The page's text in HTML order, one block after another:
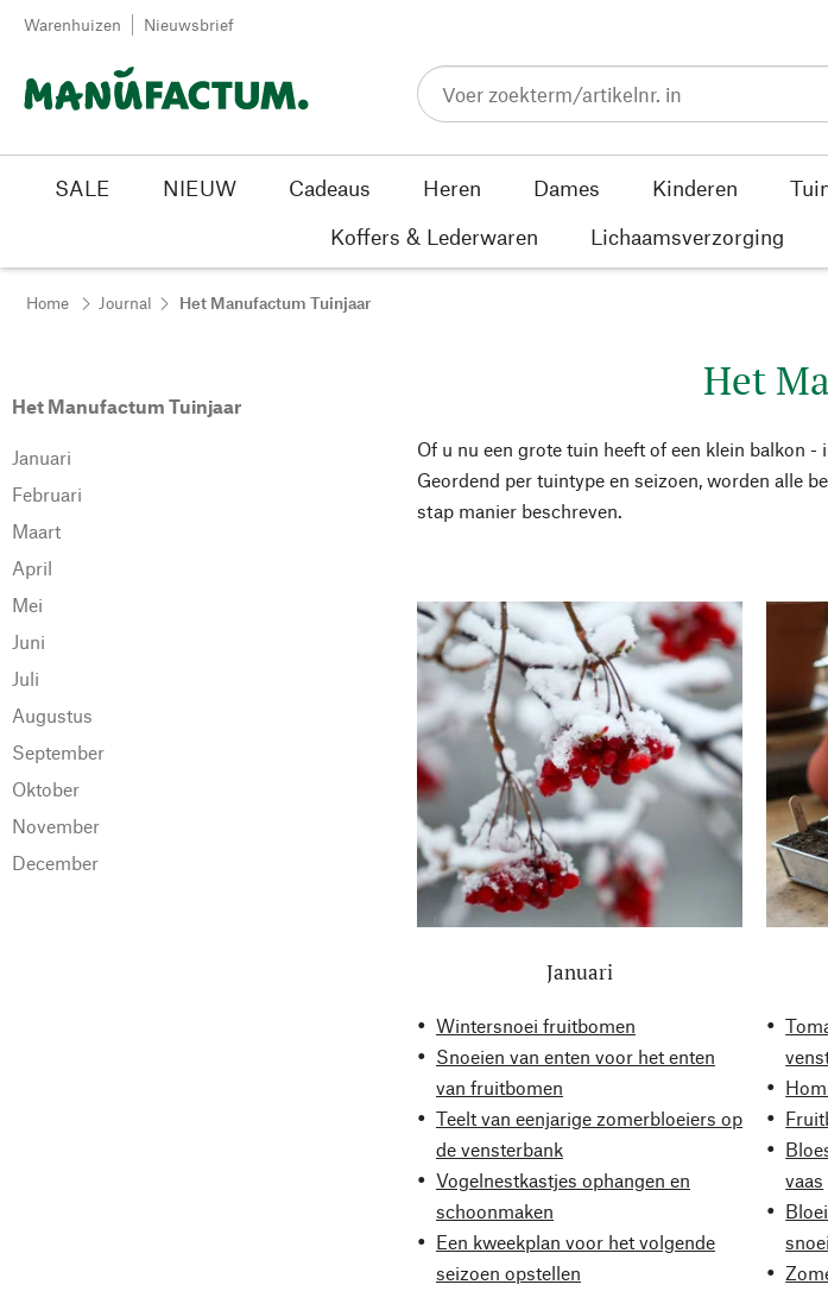
Passer au contenu
Warenhuizen Nieuwsbrief
SALE NIEUW Cadeaus Heren Dames Kinderen
Koffers & Lederwaren
Lichaamsverzorging
Home Journal Het Manufactum Tuinjaar
Het Manufactum Tuinjaar
Januari
Februari
Maart
April
Mei
Juni
Juli
Augustus
September
Oktober
November
December
Het
Of u nu een grote tuin heeft of een klein balkon
Geordend per tuintype en seizoen, worden alle
stap manier beschreven.
Januari
Wintersnoei fruitbomen
Snoeien van enten voor het enten
van fruitbomen
Teelt van eenjarige zomerbloeiers op
de vensterbank
Vogelnestkastjes ophangen en
schoonmaken
Een kweekplan voor het volgende
seizoen opstellen
vaas